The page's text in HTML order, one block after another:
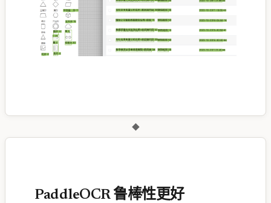
◆
PaddleOCR 鲁棒性更好